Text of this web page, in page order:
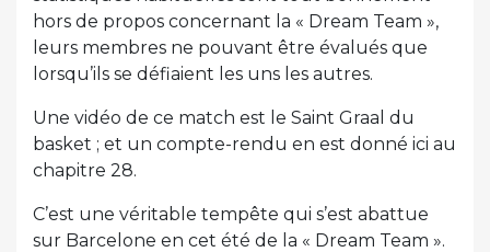
hors de propos concernant la « Dream Team »,
leurs membres ne pouvant être évalués que
lorsqu’ils se défiaient les uns les autres.
Une vidéo de ce match est le Saint Graal du
basket ; et un compte-rendu en est donné ici au
chapitre 28.
C’est une véritable tempête qui s’est abattue
sur Barcelone en cet été de la « Dream Team ».